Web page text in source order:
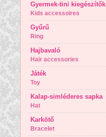
Gyermek-tini kiegészítők
Kids accessoires
Gyűrű
Ring
Hajbavaló
Hair accessories
Játék
Toy
Kalap-simléderes sapka
Hat
Karkötő
Bracelet